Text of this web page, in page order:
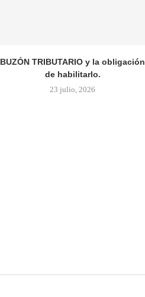
BUZÓN TRIBUTARIO y la obligación
de habilitarlo.
23 julio, 2026